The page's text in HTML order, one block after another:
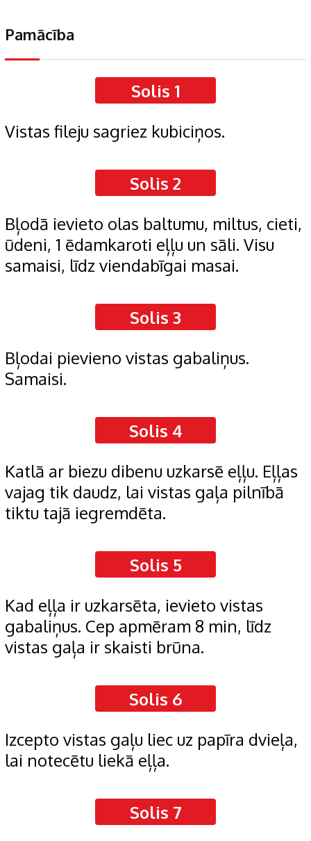
Pamācība
Solis 1
Vistas fileju sagriez kubiciņos.
Solis 2
Bļodā ievieto olas baltumu, miltus, cieti,
ūdeni, 1 ēdamkaroti eļļu un sāli. Visu
samaisi, līdz viendabīgai masai.
Solis 3
Bļodai pievieno vistas gabaliņus.
Samaisi.
Solis 4
Katlā ar biezu dibenu uzkarsē eļļu. Eļļas
vajag tik daudz, lai vistas gaļa pilnībā
tiktu tajā iegremdēta.
Solis 5
Kad eļļa ir uzkarsēta, ievieto vistas
gabaliņus. Cep apmēram 8 min, līdz
vistas gaļa ir skaisti brūna.
Solis 6
Izcepto vistas gaļu liec uz papīra dvieļa,
lai notecētu liekā eļļa.
Solis 7